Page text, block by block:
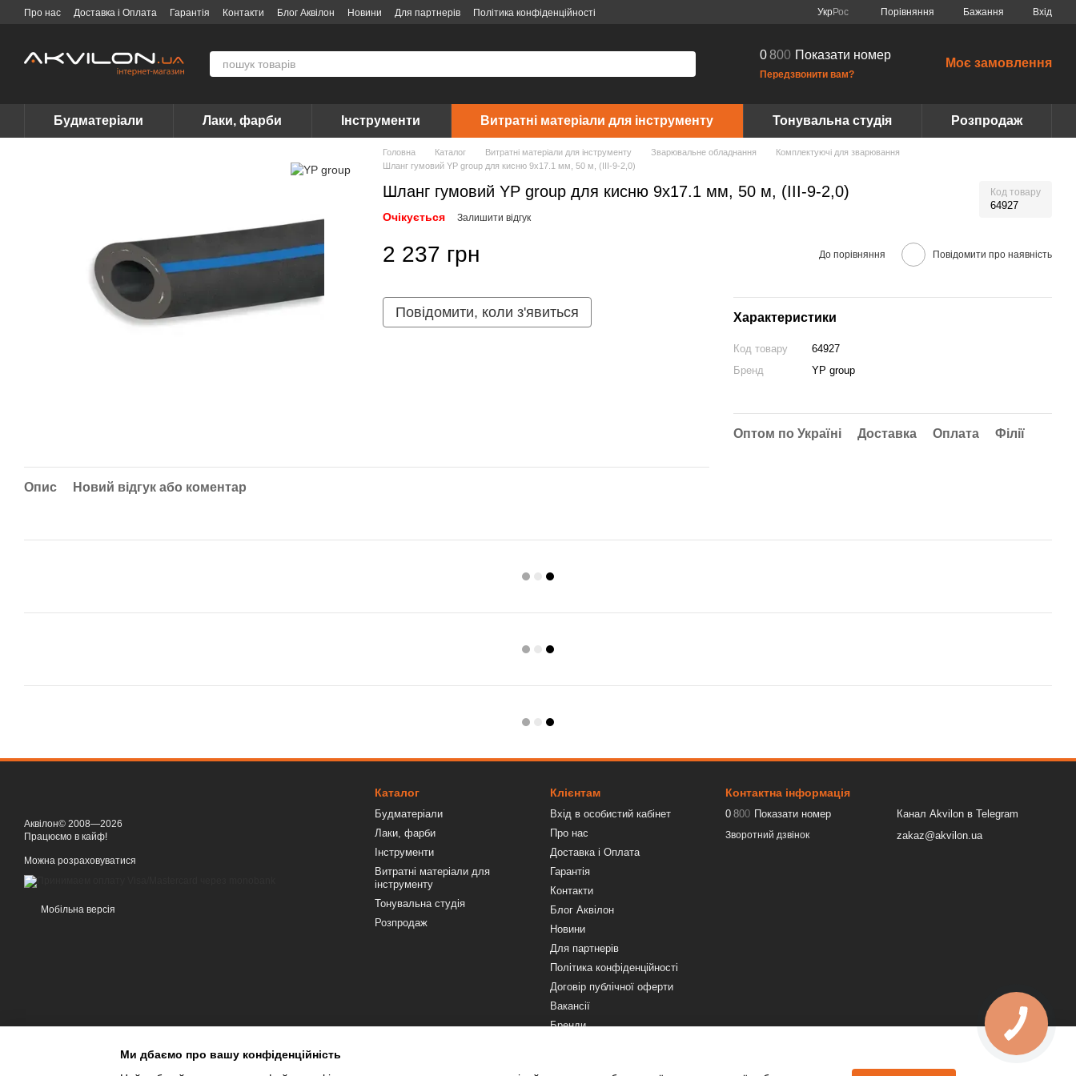
Перейти до основного контенту
Про нас Доставка і Оплата Гарантія Контакти Блог Аквілон Новини Для партнерів
Політика конфіденційності
УкрРос Порівняння Бажання Вхід
0800 Показати номер
Передзвонити вам?
Моє замовлення
Будматеріали Лаки, фарби Інструменти Витратні матеріали для інструменту Тонувальна студія Розпродаж
Головна Каталог Витратні матеріали для інструменту Зварювальне обладнання
Комплектуючі для зварювання
Шланг гумовий YP group для кисню 9х17.1 мм, 50 м, (ІІІ-9-2,0)
Шланг гумовий YP group для кисню 9х17.1 мм, 50 м, (ІІІ-9-2,0) Код товару
64927
Очікується Залишити відгук
2 237 грн До порівняння Повідомити про наявність
Повідомити, коли з'явиться Характеристики
Код товару
64927
Бренд
YP group
Оптом по Україні Доставка Оплата Філії
Опис Новий відгук або коментар
Аквілон© 2008—2026
Працюємо в кайф!
Можна розраховуватися
Мобільна версія
Каталог
Будматеріали
Лаки, фарби
Інструменти
Витратні матеріали для
інструменту
Тонувальна студія
Розпродаж
Клієнтам
Вхід в особистий кабінет
Про нас
Доставка і Оплата
Гарантія
Контакти
Блог Аквілон
Новини
Для партнерів
Політика конфіденційності
Договір публічної оферти
Вакансії
Бренди
Контактна інформація
0 800 Показати номер
Зворотний дзвінок
Канал Akvilon в Telegram
zakaz@akvilon.ua
Ми дбаємо про вашу конфіденційність